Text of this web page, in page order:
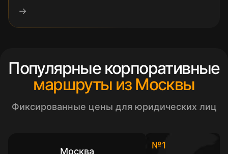
→
Популярные корпоративные
маршруты из Москвы
Фиксированные цены для юридических лиц
Москва
№1